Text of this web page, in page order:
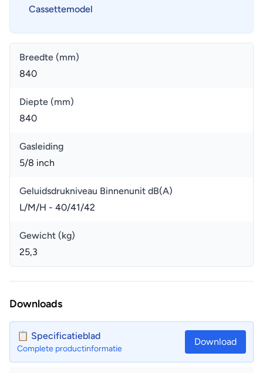
Cassettemodel
Breedte (mm)
840
Diepte (mm)
840
Gasleiding
5/8 inch
Geluidsdrukniveau Binnenunit dB(A)
L/M/H - 40/41/42
Gewicht (kg)
25,3
Downloads
📋 Specificatieblad
Complete productinformatie
Download